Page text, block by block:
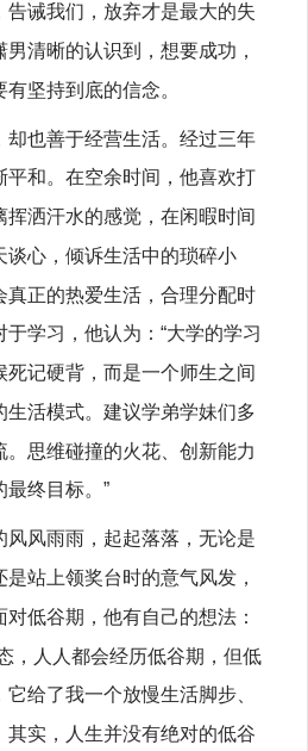
告诫我们，放弃才是最大的失
男清晰的认识到，想要成功，
坚持到底的信念。
却也善于经营生活。经过三年
平和。在空余时间，他喜欢打
洒汗水的感觉， 在闲暇时间
谈心，倾诉生活中的琐碎小
真正的热爱生活，合理分配时
学习，他认为：“大学的学习
记硬背，而是一个师生之间
生活模式。建议学弟学妹们多
。思维碰撞的火花
创新能力
最终目标。”
风风雨雨，起起落落，无论是
站上领奖台时的意气风发，
低谷期，他有自己的想法：
，人人都会经历低谷期，但低
给了我一个放慢生活脚步、
其实，人生并没有绝对的低谷